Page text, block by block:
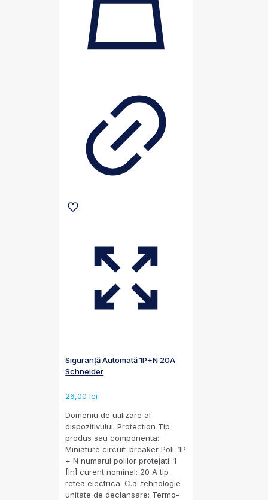
Siguranță Automată 1P+N 20A
Schneider
26,00lei
Domeniu de utilizare al
dispozitivului: Protection Tip
produs sau componenta:
Miniature circuit-breaker Poli: 1P
+ N numarul polilor protejati: 1
[In] curent nominal: 20 A tip
retea electrica: C.a. tehnologie
unitate de declansare: Termo-